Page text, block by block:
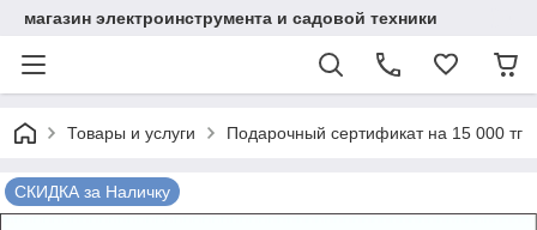
магазин электроинструмента и садовой техники
Товары и услуги Подарочный сертификат на 15 000 тг
СКИДКА за Наличку